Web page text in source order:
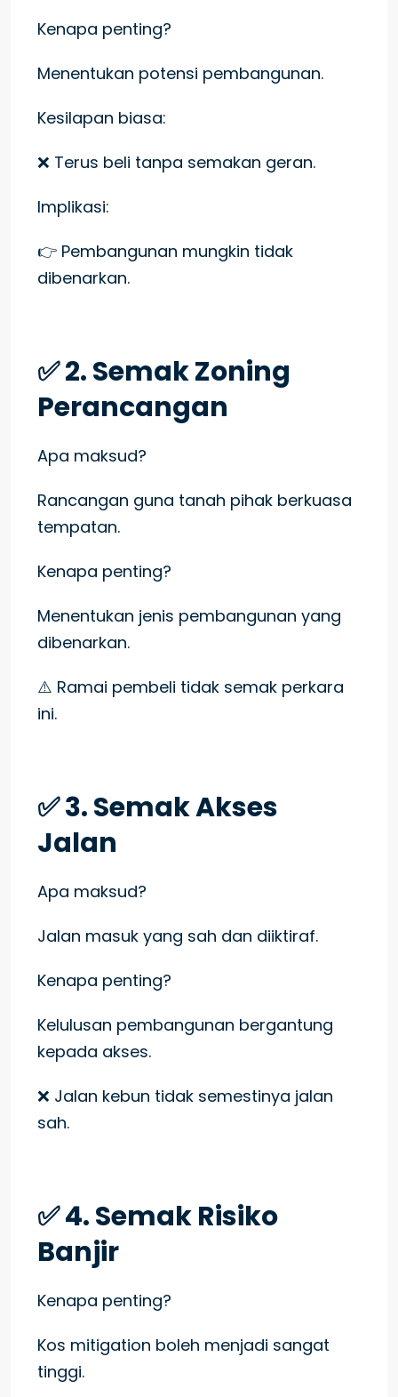
Kenapa penting?
Menentukan potensi pembangunan.
Kesilapan biasa:
❌ Terus beli tanpa semakan geran.
Implikasi:
👉 Pembangunan mungkin tidak
dibenarkan.
✅ 2. Semak Zoning
Perancangan
Apa maksud?
Rancangan guna tanah pihak berkuasa
tempatan.
Kenapa penting?
Menentukan jenis pembangunan yang
dibenarkan.
⚠️ Ramai pembeli tidak semak perkara
ini.
✅ 3. Semak Akses
Jalan
Apa maksud?
Jalan masuk yang sah dan diiktiraf.
Kenapa penting?
Kelulusan pembangunan bergantung
kepada akses.
❌ Jalan kebun tidak semestinya jalan
sah.
✅ 4. Semak Risiko
Banjir
Kenapa penting?
Kos mitigation boleh menjadi sangat
tinggi.